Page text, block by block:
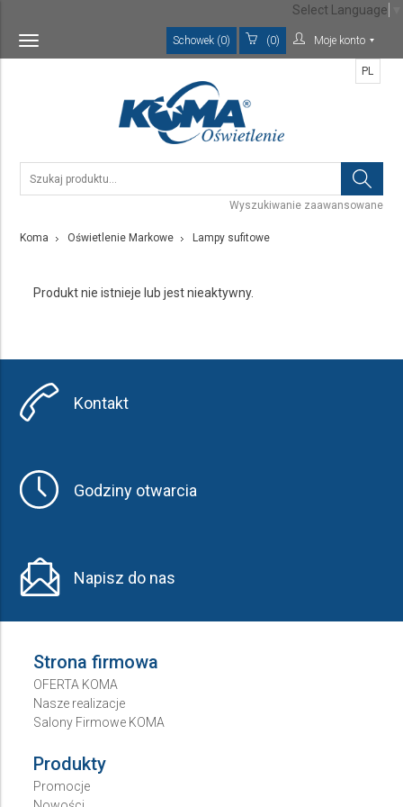
Toggle
navigation
Schowek (0) (0) Moje konto
Wyszukiwanie zaawansowane
PL
Koma Oświetlenie Markowe Lampy sufitowe
Produkt nie istnieje lub jest nieaktywny.
Kontakt
Godziny otwarcia
Napisz do nas
Strona firmowa
OFERTA KOMA
Nasze realizacje
Salony Firmowe KOMA
Produkty
Promocje
Select Language